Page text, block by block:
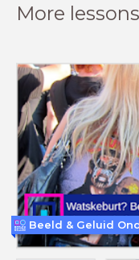
More
Beeld & Geluid